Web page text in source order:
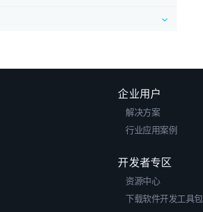
企业用户
解决方案
行业应用案例
开发者专区
资源中心
下载软件开发工具包